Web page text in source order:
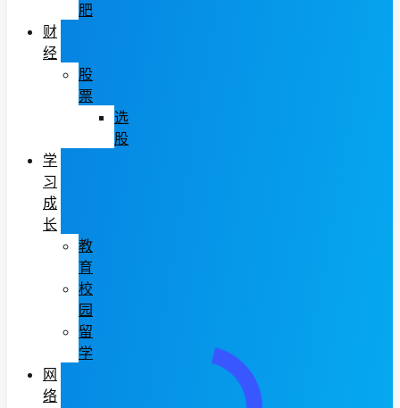
肥
财
经
股
票
选
股
学
习
成
长
教
育
校
园
留
学
网
络